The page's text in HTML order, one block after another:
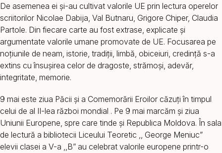
De asemenea ei și-au cultivat valorile UE prin lectura operelor
scriitorilor Nicolae Dabija, Val Butnaru, Grigore Chiper, Claudia
Partole. Din fiecare carte au fost extrase, explicate și
argumentate valorile umane promovate de UE. Focusarea pe
noțiunile de neam, istorie, tradiții, limbă, obiceiuri, credință s-a
extins cu însușirea celor de dragoste, strămoși, adevăr,
integritate, memorie.
9 mai este ziua Păcii și a Comemorării Eroilor căzuți în timpul
celui de al II-lea război mondial . Pe 9 mai marcăm și ziua
Uniunii Europene, spre care tinde și Republica Moldova. În sala
de lectură a bibliotecii Liceului Teoretic ,, George Meniuc”
elevii clasei a V-a ,,B” au celebrat valorile europene printr-o